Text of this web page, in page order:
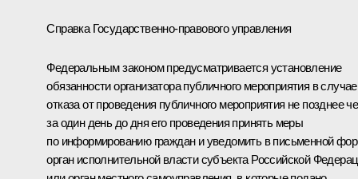
Справка Государственно-правового управления
Федеральным законом предусматривается установление
обязанности организатора публичного мероприятия в случае
отказа от проведения публичного мероприятия не позднее
за один день до дня его проведения принять меры
по информированию граждан и уведомить в письменной
орган исполнительной власти субъекта Российской